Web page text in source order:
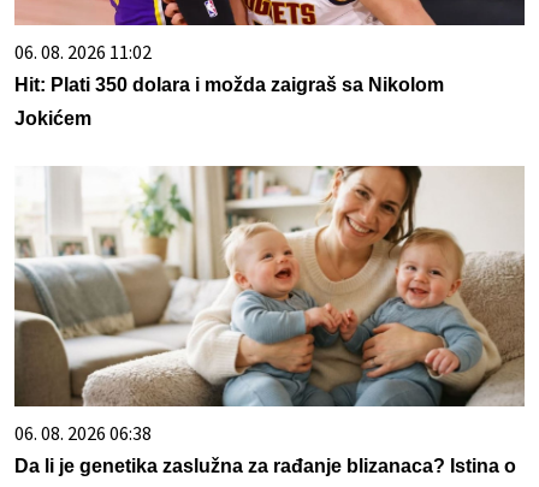
06. 08. 2026 11:02
Hit: Plati 350 dolara i možda zaigraš sa Nikolom
Jokićem
06. 08. 2026 06:38
Da li je genetika zaslužna za rađanje blizanaca? Istina o